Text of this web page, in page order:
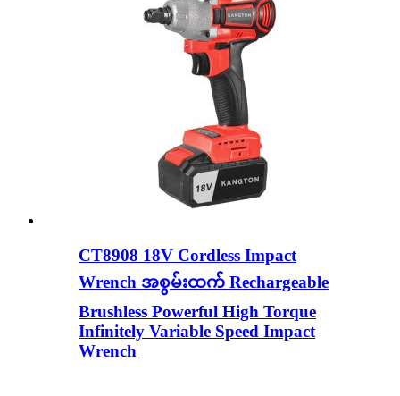
CT8908 18V Cordless Impact
Wrench အစွမ်းထက် Rechargeable
Brushless Powerful High Torque
Infinitely Variable Speed ​​Impact
Wrench